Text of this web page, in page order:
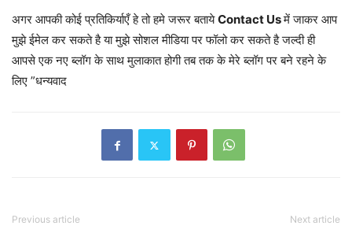
अगर आपकी कोई प्रतिकिर्याएँ हे तो हमे जरूर बतायेContact Usमें जाकर आप
मुझे ईमेल कर सकते है या मुझे सोशल मीडिया पर फॉलो कर सकते है जल्दी ही
आपसे एक नए ब्लॉग के साथ मुलाकात होगी तब तक के मेरे ब्लॉग पर बने रहने के
लिए ”धन्यवाद
Previous article Next article